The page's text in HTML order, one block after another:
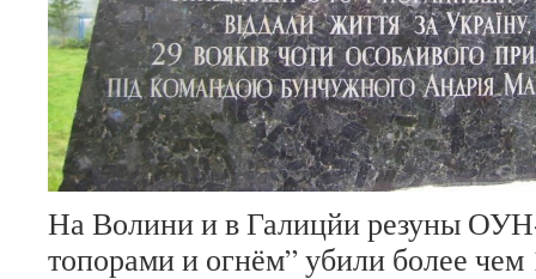
На Волини и в Галицйи резуны
топорами и огнём” убили более